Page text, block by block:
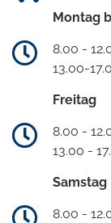
Montag
8.00 -
13.00-
Freitag
8.00 -
13.00 -
Samstag
8.00 -